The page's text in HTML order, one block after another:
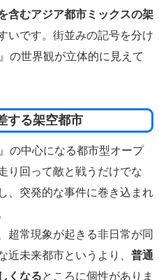
含むアジア都市ミックスの架
いです。街並みの記号を分け
の世界観が立体的に見えて
する架空都市
の中心になる都市型オープ
り回って敵と戦うだけでな
、突発的な事件に巻き込まれ
超常現象が起きる非日常が同
近未来都市というより、 普通
くなるところに個性がありま